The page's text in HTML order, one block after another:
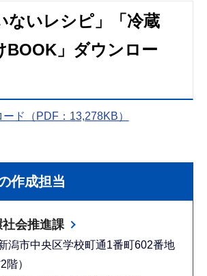
ないレシピ」「冷蔵
BOOK」ダウンロー
ド（PDF：13,278KB）
作成担当
会推進課
市中央区学校町通1番町602番地
階）